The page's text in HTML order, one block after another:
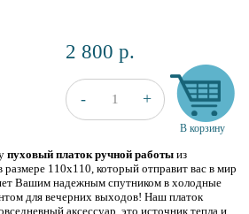
2 800 р.
- 1 +
В корзину
пуховый платок ручной работы из
размере 110х110, который отправит вас в мир
Вашим надежным спутником в холодные
для вечерних выходов! Наш платок
аксессуар, это источник тепла и